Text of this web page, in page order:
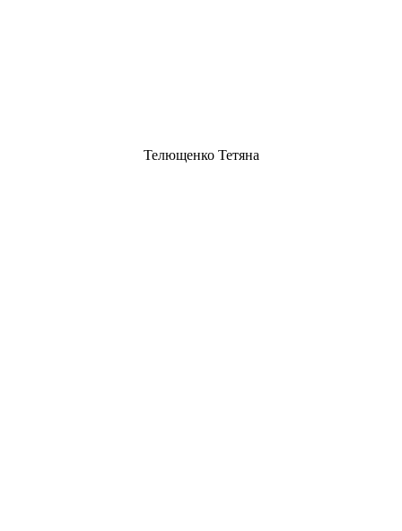
Телющенко Тетяна